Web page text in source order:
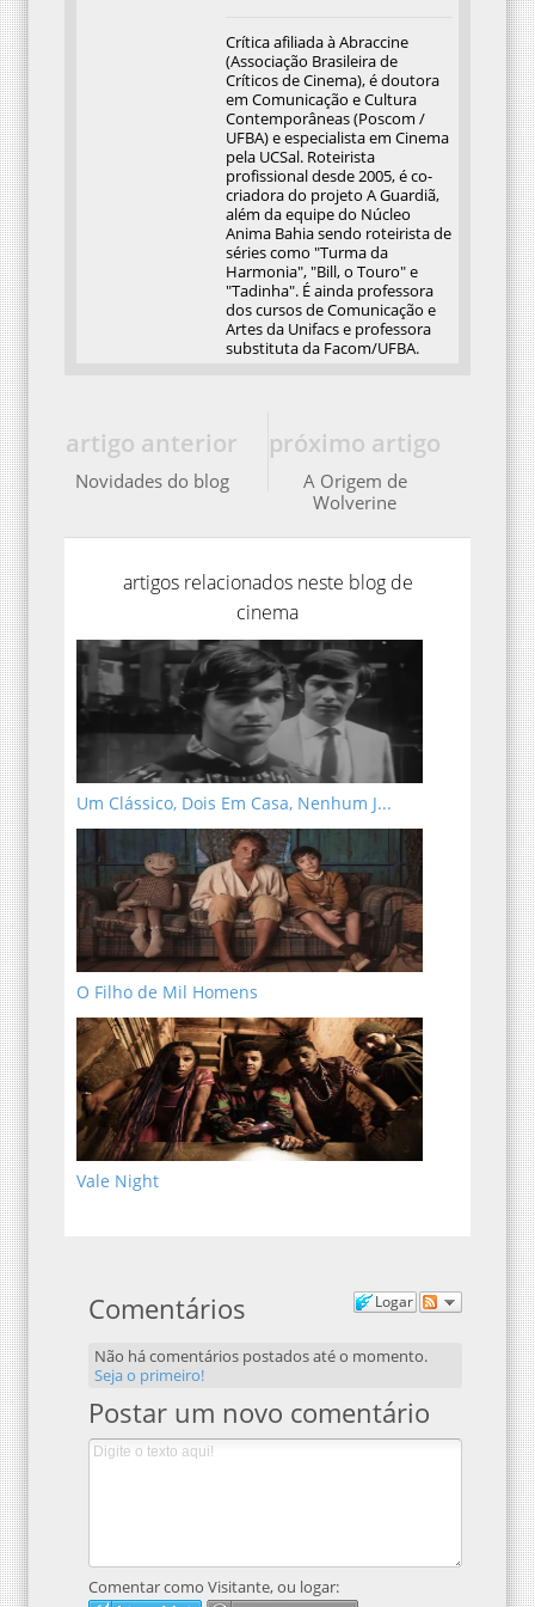
Crítica afiliada à Abraccine
(Associação Brasileira de
Críticos de Cinema), é doutora
em Comunicação e Cultura
Contemporâneas (Poscom /
UFBA) e especialista em Cinema
pela UCSal. Roteirista
profissional desde 2005, é co-
criadora do projeto A Guardiã,
além da equipe do Núcleo
Anima Bahia sendo roteirista de
séries como "Turma da
Harmonia", "Bill, o Touro" e
"Tadinha". É ainda professora
dos cursos de Comunicação e
Artes da Unifacs e professora
substituta da Facom/UFBA.
próximo artigo
A Origem de
Wolverine
artigo anterior
Novidades do blog
artigos relacionados neste blog de
cinema
Um Clássico, Dois Em Casa, Nenhum J...
O Filho de Mil Homens
Vale Night
Logar
Comentários
Não há comentários postados até o momento.
Seja o primeiro!
Postar um novo comentário
Comentar como Visitante, ou logar: